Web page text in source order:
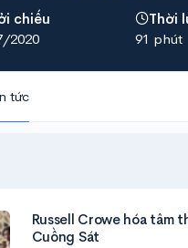
chiếu
2020
Thời
91 phút
tức
Russell Crowe hóa tâm
Cuồng Sát